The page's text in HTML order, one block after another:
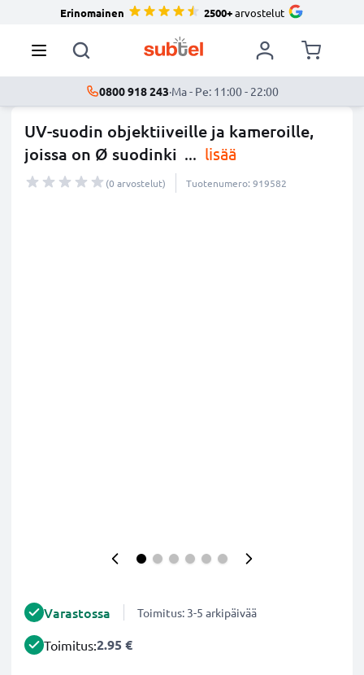
Erinomainen 2500+arvostelut
0800 918 243·Ma - Pe: 11:00 - 22:00
UV-suodin objektiiveille ja kameroille,
joissa on Ø suodinki ... lisää
(0 arvostelut) Tuotenumero: 919582
Varastossa Toimitus: 3-5 arkipäivää
Toimitus:2.95 €